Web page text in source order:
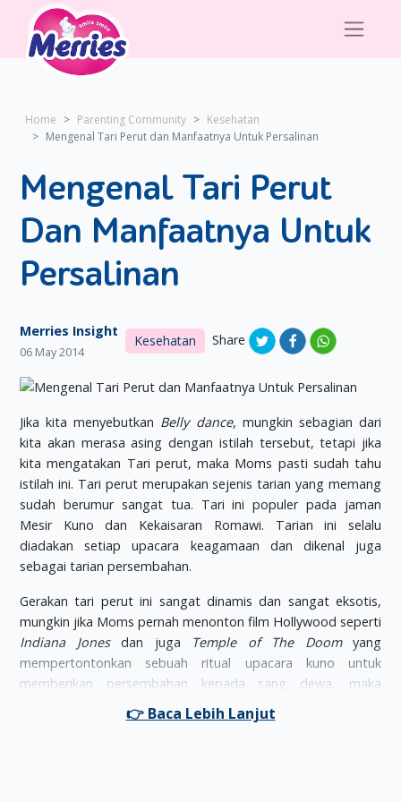
Home Parenting Community
Kesehatan
Mengenal Tari Perut dan Manfaatnya Untuk Persalinan
Mengenal Tari Perut
Dan Manfaatnya Untuk
Persalinan
Merries Insight
06 May 2014
Kesehatan Share
Jika kita menyebutkan Belly dance, mungkin sebagian dari
kita akan merasa asing dengan istilah tersebut, tetapi jika
kita mengatakan Tari perut, maka Moms pasti sudah tahu
istilah ini. Tari perut merupakan sejenis tarian yang memang
sudah berumur sangat tua. Tari ini populer pada jaman
Mesir Kuno dan Kekaisaran Romawi. Tarian ini selalu
diadakan setiap upacara keagamaan dan dikenal juga
sebagai tarian persembahan.
Gerakan tari perut ini sangat dinamis dan sangat eksotis,
mungkin jika Moms pernah menonton film Hollywood seperti
Indiana Jonesdan juga Temple of The Doomyang
mempertontonkan sebuah ritual upacara kuno untuk
memberikan persembahan kepada sang dewa, maka
rasakan ketika para penari perut keluar lengkap dengan